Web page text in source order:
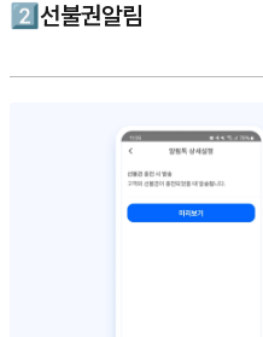
2️⃣선불권알림